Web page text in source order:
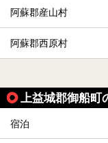
阿蘇郡産山村
阿蘇郡西原村
上益城郡御船町
宿泊